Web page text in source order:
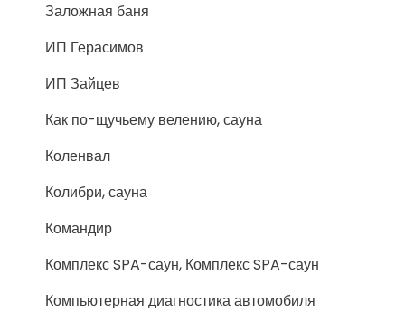
Заложная баня
ИП Герасимов
ИП Зайцев
Как по-щучьему велению, сауна
Коленвал
Колибри, сауна
Командир
Комплекс SPA-саун, Комплекс SPA-саун
Компьютерная диагностика автомобиля